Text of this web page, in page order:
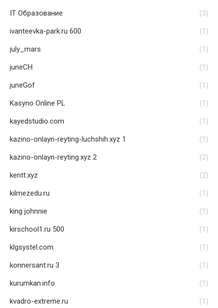
IT Образование (3)
ivanteevka-park.ru 600 (1)
july_mars (1)
juneCH (1)
juneGof (1)
Kasyno Online PL (1)
kayedstudio.com (1)
kazino-onlayn-reyting-luchshih.xyz 1 (1)
kazino-onlayn-reyting.xyz 2 (2)
kentt.xyz (2)
kilmezedu.ru (1)
king johnnie (1)
kirschool1.ru 500 (1)
klgsystel.com (1)
konnersant.ru 3 (1)
kurumkan.info (1)
kvadro-extreme.ru (1)